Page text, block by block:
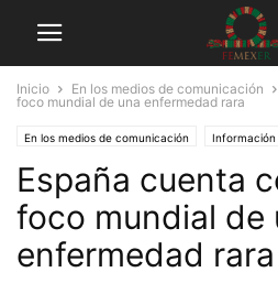
Inicio En los medios de comunicación
foco mundial de una enfermedad rara
En los medios de comunicación Información
Tuits
España cuenta
foco mundial de
enfermedad rara